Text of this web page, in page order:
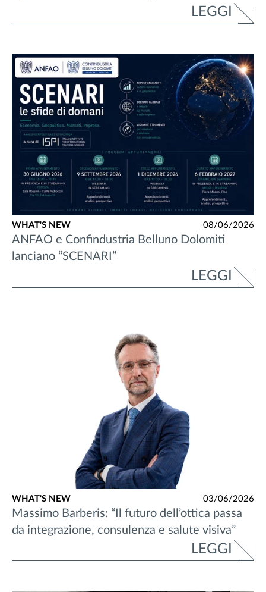
LEGGI
WHAT'S NEW 08/06/2026
ANFAO e Confindustria Belluno Dolomiti
lanciano “SCENARI”
LEGGI
WHAT'S NEW 03/06/2026
Massimo Barberis: “Il futuro dell’ottica passa
da integrazione, consulenza e salute visiva”
LEGGI